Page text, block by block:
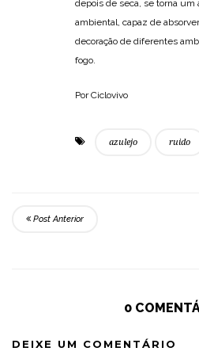
depois de seca, se torna
ambiental, capaz de
decoração de diferentes
fogo.
Por Ciclovivo
azulejo ruido
Post Anterior
0
DEIXE UM COMENTÁRIO